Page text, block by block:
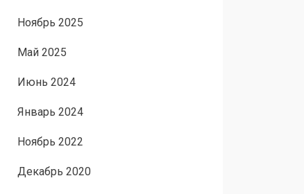
Ноябрь 2025
Май 2025
Июнь 2024
Январь 2024
Ноябрь 2022
Декабрь 2020